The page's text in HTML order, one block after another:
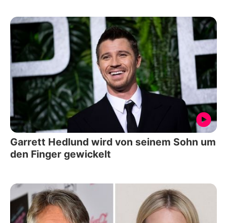
Garrett Hedlund wird von seinem Sohn um
den Finger gewickelt